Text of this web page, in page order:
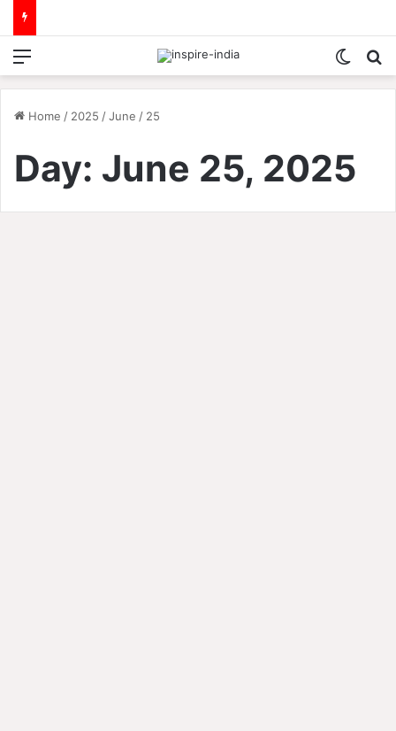
Home / 2025 /June / 25
Day: June 25, 2025